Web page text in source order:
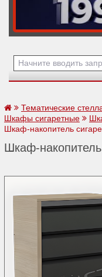
Тематические
Шкафы сигаретные
Шкаф-накопитель
Шкаф-